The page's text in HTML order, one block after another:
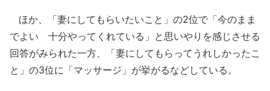
ほか、「妻にしてもらいたいこと」の2位で「今のまま
でよい 十分やってくれている」と思いやりを感じさせる
回答がみられた一方、「妻にしてもらってうれしかったこ
と」の3位に「マッサージ」が挙がるなどしている。